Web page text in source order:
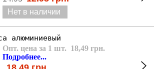
Нет в наличии
алюминиевый
Опт. цена за 1 шт. 18,49 грн.
Подробнее...